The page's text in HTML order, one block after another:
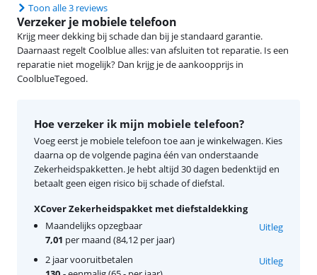
Toon alle 3 reviews
Verzeker je mobiele telefoon
Krijg meer dekking bij schade dan bij je standaard garantie.
Daarnaast regelt Coolblue alles: van afsluiten tot reparatie. Is een
reparatie niet mogelijk? Dan krijg je de aankoopprijs in
CoolblueTegoed.
Hoe verzeker ik mijn mobiele telefoon?
Voeg eerst je mobiele telefoon toe aan je winkelwagen. Kies
daarna op de volgende pagina één van onderstaande
Zekerheidspakketten. Je hebt altijd 30 dagen bedenktijd en
betaalt geen eigen risico bij schade of diefstal.
XCover Zekerheidspakket met diefstaldekking
Maandelijks opzegbaar
7,01 per maand (84,12 per jaar)
Uitleg
2 jaar vooruitbetalen
Uitleg